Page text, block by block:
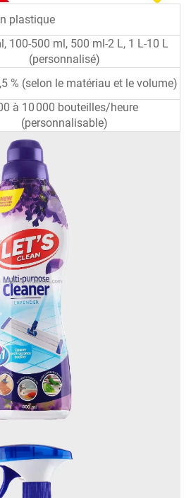
plastique
100-500 ml, 500 ml-2 L, 1 L-10 L
(personnalisé)
% (selon le matériau et le volume)
à 10 000 bouteilles/heure
(personnalisable)